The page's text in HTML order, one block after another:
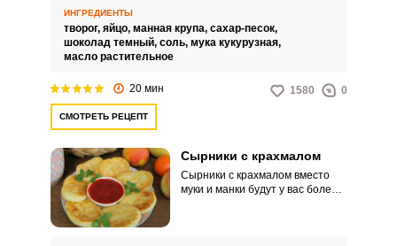
берется по личному
предпочтению.
ИНГРЕДИЕНТЫ
творог, яйцо, манная крупа, сахар-песок,
шоколад темный, соль, мука кукурузная,
масло растительное
20 мин 1580 0
СМОТРЕТЬ РЕЦЕПТ
Сырники с крахмалом
Сырники с крахмалом вместо
муки и манки будут у вас более